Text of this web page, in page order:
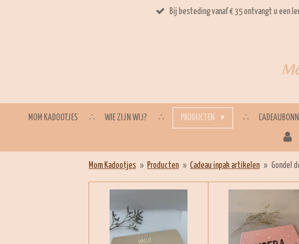
MOM KADOOTJES WIE ZIJN WIJ? PRODUCTEN
Mom Kadootjes » Producten » Cadeau inpak artikelen » Gondel